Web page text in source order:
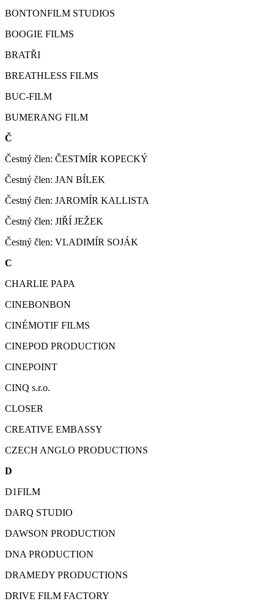
BONTONFILM STUDIOS
BOOGIE FILMS
BRATŘI
BREATHLESS FILMS
BUC-FILM
BUMERANG FILM
Č
Čestný člen: ČESTMÍR KOPECKÝ
Čestný člen: JAN BÍLEK
Čestný člen: JAROMÍR KALLISTA
Čestný člen: JIŘÍ JEŽEK
Čestný člen: VLADIMÍR SOJÁK
C
CHARLIE PAPA
CINEBONBON
CINÉMOTIF FILMS
CINEPOD PRODUCTION
CINEPOINT
CINQ s.r.o.
CLOSER
CREATIVE EMBASSY
CZECH ANGLO PRODUCTIONS
D
D1FILM
DARQ STUDIO
DAWSON PRODUCTION
DNA PRODUCTION
DRAMEDY PRODUCTIONS
DRIVE FILM FACTORY